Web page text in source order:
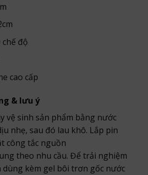
độ
cao cấp
& lưu ý
vệ sinh sản phẩm bằng nước
nhẹ, sau đó lau khô. Lắp pin
công tắc nguồn
theo nhu cầu. Để trải nghiệm
dùng kèm gel bôi trơn gốc nước